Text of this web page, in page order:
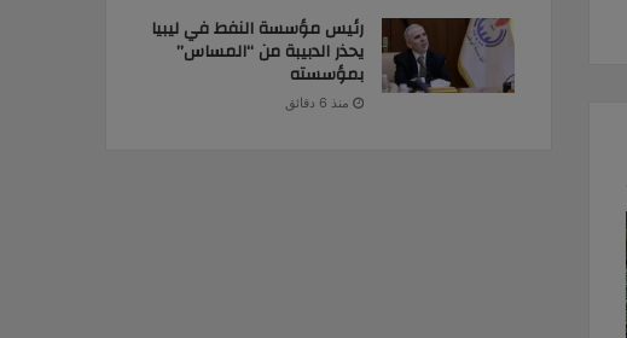
رئيس مؤسسة النفط في ليبيا
يحذر الدبيبة من “المساس”
بمؤسسته
منذ 6 دقائق